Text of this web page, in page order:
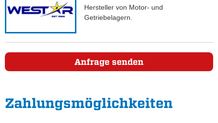
Hersteller von Motor- und
Getriebelagern.
Anfrage senden
Zahlungs­möglichkeiten